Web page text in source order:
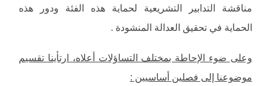
مناقشة التدابير التشريعية لحماية هذه الفئة ودور هذه
الحماية في تحقيق العدالة المنشودة .
وعلى ضوء الإحاطة بمختلف التساؤلات أعلاه، ارتأينا تقسيم
موضوعنا إلى فصلين أساسيين :